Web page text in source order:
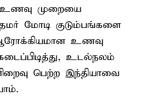
உணவு முறையை
மோடி குடும்பங்களை
ஆரோக்கியமான உணவு
உடல்நலம்
பெற்ற இந்தியாவை